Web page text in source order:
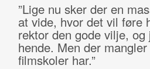
”Lige nu sker der en
at vide, hvor det vil føre
rektor den gode vilje,
hende. Men der
filmskoler har.”